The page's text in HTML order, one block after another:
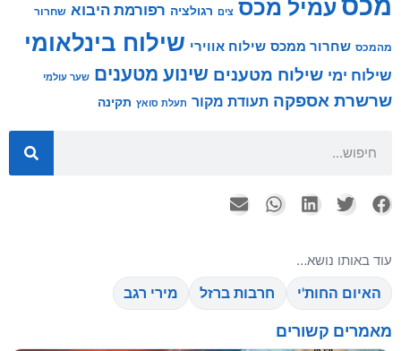
עוד באותו נושא…
האיום החות'י חרבות ברזל מירי רגב
מאמרים קשורים
עמיל מכס צים רגולציה רפורמת היבוא שחרור
מהמכס שחרור ממכס שילוח אווירי שילוח בינלאומי
שילוח ימי שילוח מטענים שינוע מטענים שער עולמי
שרשרת אספקה תעודת מקור תעלת סואץ תקינה